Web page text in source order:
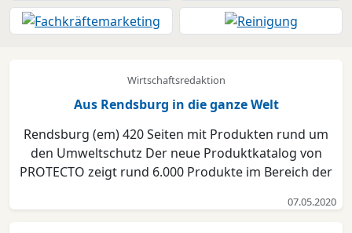
Wirtschaftsredaktion
Aus Rendsburg in die ganze Welt
Rendsburg (em) 420 Seiten mit Produkten rund um
den Umweltschutz Der neue Produktkatalog von
PROTECTO zeigt rund 6.000 Produkte im Bereich der
in diesem Jahr um die umweltgerechte Lagerung
07.05.2020